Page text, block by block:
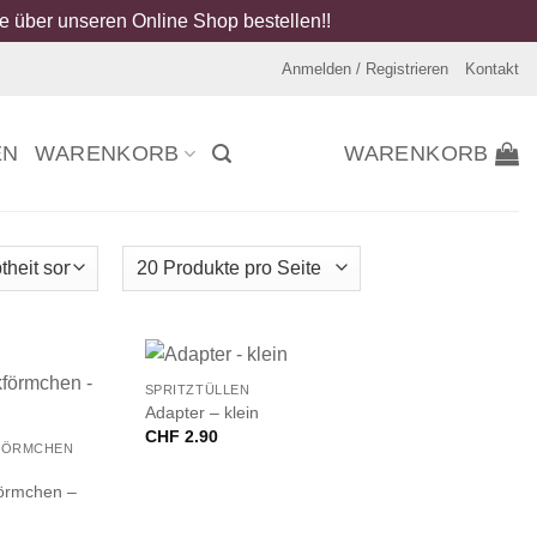
über unseren Online Shop bestellen!!
Anmelden / Registrieren Kontakt
WARENKORB WARENKORB
–
SPRITZTÜLLEN
Adapter – klein
CHF 2.90